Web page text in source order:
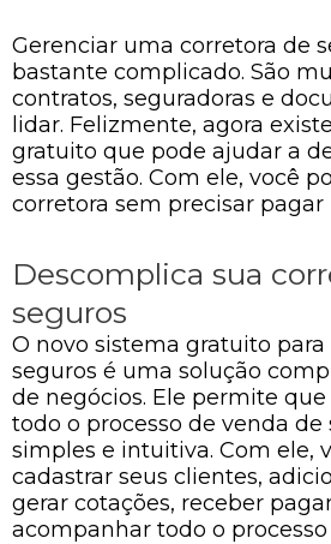
Gerenciar uma corretora de
bastante complicado. São
contratos, seguradoras e
lidar. Felizmente, agora
gratuito que pode ajudar a
essa gestão. Com ele, você
corretora sem precisar pagar
Descomplica sua
seguros
O novo sistema gratuito para
seguros é uma solução
de negócios. Ele permite
todo o processo de venda de
simples e intuitiva. Com ele,
cadastrar seus clientes,
gerar cotações, receber
acompanhar todo o processo